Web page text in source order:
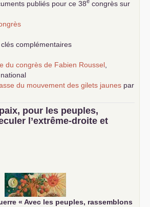
publiés pour ce 38
congrès sur
complémentaires
du congrès de Fabien Roussel
du mouvement des gilets jaunes par
Delaunay
le marxisme est la
temps
partis communistes et ouvrier
pour les peuples,
l’extrême-droite et
« Avec les peuples, rassemblons